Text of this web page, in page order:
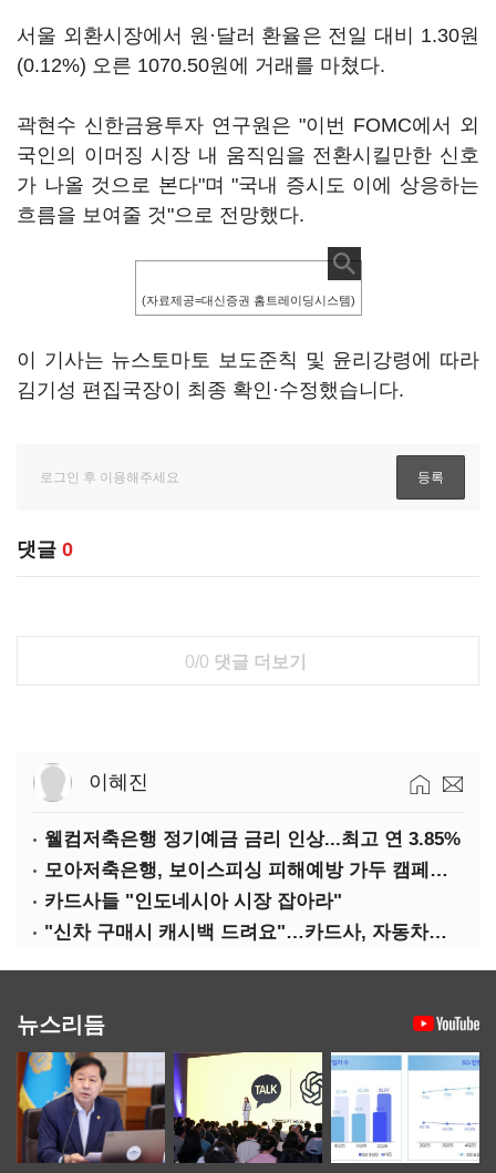
서울 외환시장에서 원·달러 환율은 전일 대비 1.30원
(0.12%) 오른 1070.50원에 거래를 마쳤다.
곽현수 신한금융투자 연구원은 "이번 FOMC에서 외
국인의 이머징 시장 내 움직임을 전환시킬만한 신호
가 나올 것으로 본다"며 "국내 증시도 이에 상응하는
흐름을 보여줄 것"으로 전망했다.
(자료제공=대신증권 홈트레이딩시스템)
이 기사는 뉴스토마토 보도준칙 및 윤리강령에 따라
김기성 편집국장이 최종 확인·수정했습니다.
댓글 0
0/0 댓글 더보기
이혜진
웰컴저축은행 정기예금 금리 인상...최고 연 3.85%
모아저축은행, 보이스피싱 피해예방 가두 캠페인 실시
카드사들 "인도네시아 시장 잡아라"
"신차 구매시 캐시백 드려요"…카드사, 자동차금융 마케팅
뉴스리듬